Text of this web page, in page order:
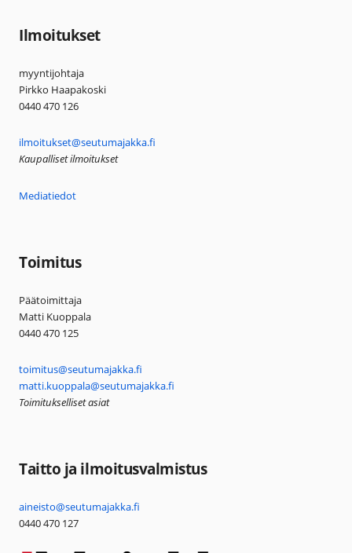
Ilmoitukset
myyntijohtaja
Pirkko Haapakoski
0440 470 126
ilmoitukset@seutumajakka.fi
Kaupalliset ilmoitukset
Mediatiedot
Toimitus
Päätoimittaja
Matti Kuoppala
0440 470 125
toimitus@seutumajakka.fi
matti.kuoppala@seutumajakka.fi
Toimitukselliset asiat
Taitto ja ilmoitusvalmistus
aineisto@seutumajakka.fi
0440 470 127